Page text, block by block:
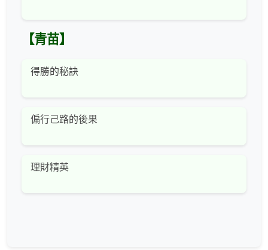
【青苗】
得勝的秘訣
偏行己路的後果
理財精英